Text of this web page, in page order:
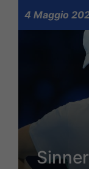
4 Maggio